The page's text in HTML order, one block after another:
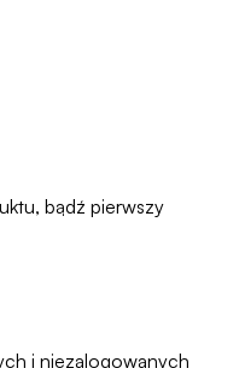
bądź pierwszy
i niezalogowanych